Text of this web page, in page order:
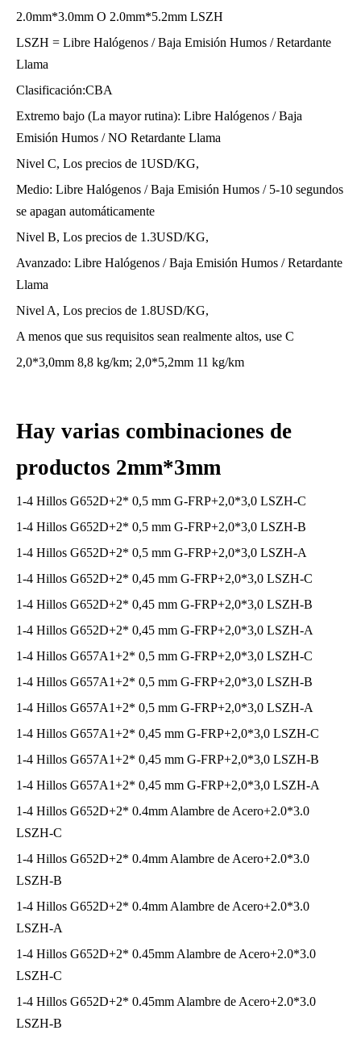
2.0mm*3.0mm O 2.0mm*5.2mm LSZH
LSZH = Libre Halógenos / Baja Emisión Humos / Retardante
Llama
Clasificación:CBA
Extremo bajo (La mayor rutina): Libre Halógenos / Baja
Emisión Humos / NO Retardante Llama
Nivel C, Los precios de 1USD/KG,
Medio: Libre Halógenos / Baja Emisión Humos / 5-10 segundos
se apagan automáticamente
Nivel B, Los precios de 1.3USD/KG,
Avanzado: Libre Halógenos / Baja Emisión Humos / Retardante
Llama
Nivel A, Los precios de 1.8USD/KG,
A menos que sus requisitos sean realmente altos, use C
2,0*3,0mm 8,8 kg/km; 2,0*5,2mm 11 kg/km
Hay varias combinaciones de
productos 2mm*3mm
1-4 Hillos G652D+2* 0,5 mm G-FRP+2,0*3,0 LSZH-C
1-4 Hillos G652D+2* 0,5 mm G-FRP+2,0*3,0 LSZH-B
1-4 Hillos G652D+2* 0,5 mm G-FRP+2,0*3,0 LSZH-A
1-4 Hillos G652D+2* 0,45 mm G-FRP+2,0*3,0 LSZH-C
1-4 Hillos G652D+2* 0,45 mm G-FRP+2,0*3,0 LSZH-B
1-4 Hillos G652D+2* 0,45 mm G-FRP+2,0*3,0 LSZH-A
1-4 Hillos G657A1+2* 0,5 mm G-FRP+2,0*3,0 LSZH-C
1-4 Hillos G657A1+2* 0,5 mm G-FRP+2,0*3,0 LSZH-B
1-4 Hillos G657A1+2* 0,5 mm G-FRP+2,0*3,0 LSZH-A
1-4 Hillos G657A1+2* 0,45 mm G-FRP+2,0*3,0 LSZH-C
1-4 Hillos G657A1+2* 0,45 mm G-FRP+2,0*3,0 LSZH-B
1-4 Hillos G657A1+2* 0,45 mm G-FRP+2,0*3,0 LSZH-A
1-4 Hillos G652D+2* 0.4mm Alambre de Acero+2.0*3.0
LSZH-C
1-4 Hillos G652D+2* 0.4mm Alambre de Acero+2.0*3.0
LSZH-B
1-4 Hillos G652D+2* 0.4mm Alambre de Acero+2.0*3.0
LSZH-A
1-4 Hillos G652D+2* 0.45mm Alambre de Acero+2.0*3.0
LSZH-C
1-4 Hillos G652D+2* 0.45mm Alambre de Acero+2.0*3.0
LSZH-B